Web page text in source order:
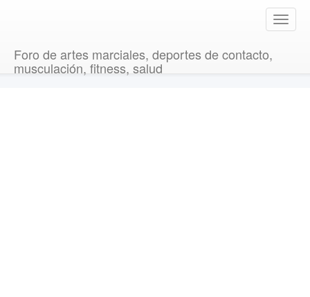
T
o
Foro de artes marciales, deportes de contacto,
musculación, fitness, salud